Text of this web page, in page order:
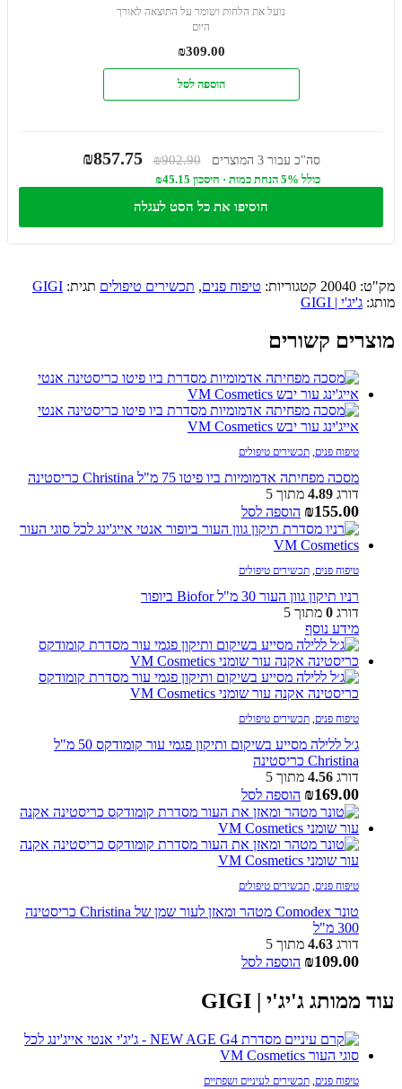
נועל את הלחות ושומר על התוצאה לאורך
היום
₪309.00
הוספה לסל
סה"כ עבור 3 המוצרים ₪902.90
₪857.75
כולל 5% הנחת כמות · חיסכון ₪45.15
הוסיפו את כל הסט לעגלה
מק"ט: 20040 קטגוריות: טיפוח פנים, תכשירים טיפולים תגית: GIGI
מותג: ג'יג'י | GIGI
מוצרים קשורים
טיפוח פנים, תכשירים טיפולים
מסכה מפחיתה אדמומיות ביו פיטו 75 מ"ל Christina כריסטינה
דורג 4.89 מתוך 5
₪155.00 הוספה לסל
טיפוח פנים, תכשירים טיפולים
רניו תיקון גוון העור 30 מ"ל Biofor ביופור
דורג 0 מתוך 5
מידע נוסף
טיפוח פנים, תכשירים טיפולים
ג׳ל ללילה מסייע בשיקום ותיקון פגמי עור קומודקס 50 מ"ל
Christina כריסטינה
דורג 4.56 מתוך 5
₪169.00 הוספה לסל
טיפוח פנים, תכשירים טיפולים
טונר Comodex מטהר ומאזן לעור שמן של Christina כריסטינה
300 מ"ל
דורג 4.63 מתוך 5
₪109.00 הוספה לסל
עוד ממותג ג'יג'י | GIGI
טיפוח פנים, תכשירים לעיניים ושפתיים